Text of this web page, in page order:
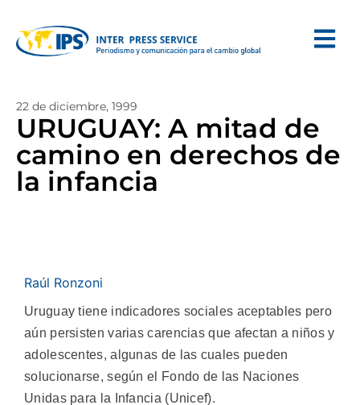
22 de diciembre, 1999
URUGUAY: A mitad de
camino en derechos de
la infancia
Raúl Ronzoni
Uruguay tiene indicadores sociales aceptables pero
aún persisten varias carencias que afectan a niños y
adolescentes, algunas de las cuales pueden
solucionarse, según el Fondo de las Naciones
Unidas para la Infancia (Unicef).